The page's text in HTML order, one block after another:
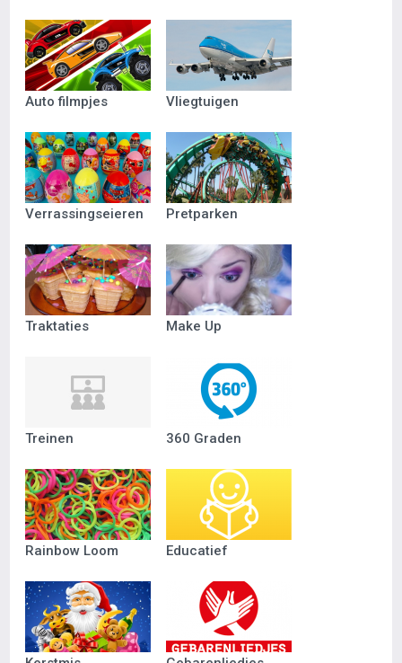
Auto filmpjes Vliegtuigen
Verrassingseieren Pretparken
Traktaties Make Up
Treinen 360 Graden
Rainbow Loom Educatief